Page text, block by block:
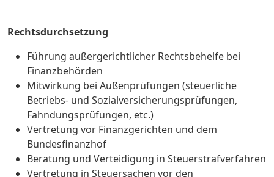
Rechtsdurchsetzung
Führung außergerichtlicher Rechtsbehelfe bei
Finanzbehörden
Mitwirkung bei Außenprüfungen (steuerliche
Betriebs- und Sozialversicherungsprüfungen,
Fahndungsprüfungen, etc.)
Vertretung vor Finanzgerichten und dem
Bundesfinanzhof
Beratung und Verteidigung in Steuerstrafverfahren
Vertretung in Steuersachen vor den